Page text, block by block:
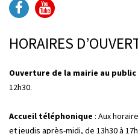
HORAIRES
Ouverture de la mairie au public
12h30.
Accueil téléphonique : Aux
et jeudis après-midi, de 13h30 à 17h